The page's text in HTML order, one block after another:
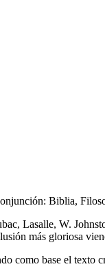
Biblia,
Lasalle, W.
más gloriosa
como base el texto